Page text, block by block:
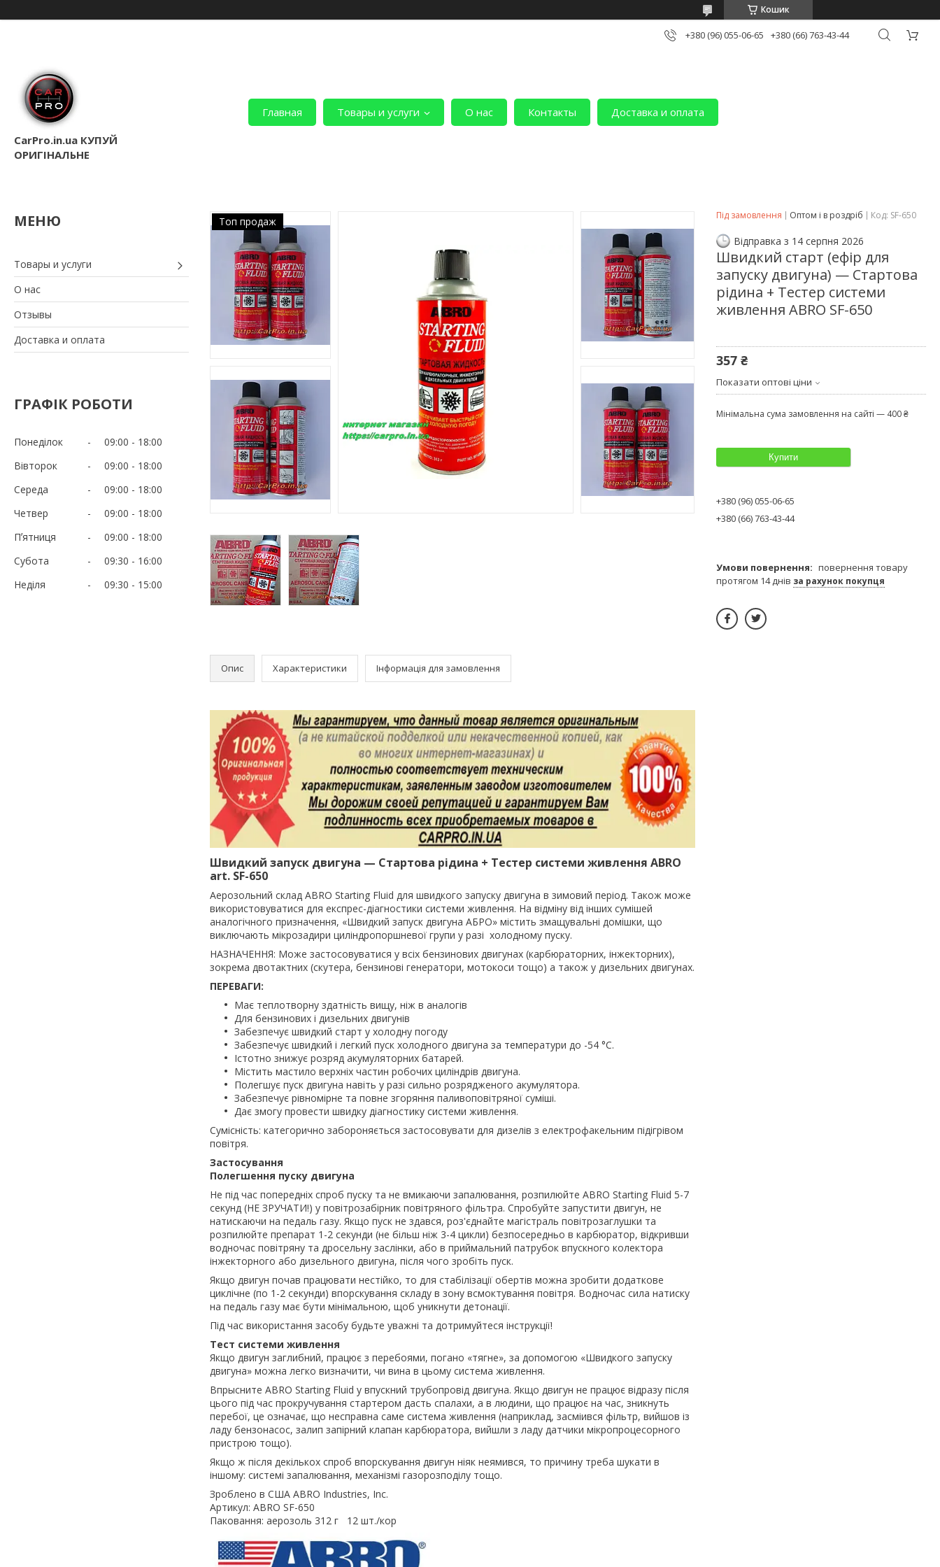
Кошик
+380 (96) 055-06-65 +380 (66) 763-43-44
CarPro.in.ua КУПУЙ
ОРИГІНАЛЬНЕ
Главная Товары и услуги О нас Контакты Доставка и оплата
Товары и услуги
О нас
Отзывы
Доставка и оплата
ГРАФІК РОБОТИ
Понеділок 09:00
18:00
Вівторок
09:00
18:00
Середа
09:00
18:00
Четвер
09:00
18:00
Пʼятниця
09:00
18:00
Субота
09:30
16:00
Неділя
09:30 15:00
Топ продаж
Опис Характеристики Інформація для замовлення
Швидкий запуск двигуна — Стартова рідина + Тестер системи живлення ABRO
art. SF-650
Аерозольний склад ABRO Starting Fluid для швидкого запуску двигуна в зимовий період. Також може
використовуватися для експрес-діагностики системи живлення. На відміну від інших сумішей
аналогічного призначення, «Швидкий запуск двигуна АБРО» містить змащувальні домішки, що
виключають мікрозадири циліндропоршневої групи у разі холодному пуску.
НАЗНАЧЕННЯ: Може застосовуватися у всіх бензинових двигунах (карбюраторних, інжекторних),
зокрема двотактних (скутера, бензинові генератори, мотокоси тощо) а також у дизельних двигунах.
ПЕРЕВАГИ:
Має теплотворну здатність вищу, ніж в аналогів
Для бензинових і дизельних двигунів
Забезпечує швидкий старт у холодну погоду
Забезпечує швидкий і легкий пуск холодного двигуна за температури до -54 °C.
Істотно знижує розряд акумуляторних батарей.
Містить мастило верхніх частин робочих циліндрів двигуна.
Полегшує пуск двигуна навіть у разі сильно розрядженого акумулятора.
Забезпечує рівномірне та повне згоряння паливоповітряної суміші.
Дає змогу провести швидку діагностику системи живлення.
Сумісність: категорично забороняється застосовувати для дизелів з електрофакельним підігрівом
повітря.
Застосування
Полегшення пуску двигуна
Не під час попередніх спроб пуску та не вмикаючи запалювання, розпилюйте ABRO Starting Fluid 5-7
секунд (НЕ ЗРУЧАТИ!) у повітрозабірник повітряного фільтра. Спробуйте запустити двигун, не
натискаючи на педаль газу. Якщо пуск не здався, роз'єднайте магістраль повітрозаглушки та
розпилюйте препарат 1-2 секунди (не більш ніж 3-4 цикли) безпосередньо в карбюратор, відкривши
водночас повітряну та дросельну заслінки, або в приймальний патрубок впускного колектора
інжекторного або дизельного двигуна, після чого зробіть пуск.
Якщо двигун почав працювати нестійко, то для стабілізації обертів можна зробити додаткове
циклічне (по 1-2 секунди) впорскування складу в зону всмоктування повітря. Водночас сила натиску
на педаль газу має бути мінімальною, щоб уникнути детонації.
Під час використання засобу будьте уважні та дотримуйтеся інструкції!
Тест системи живлення
Якщо двигун заглибний, працює з перебоями, погано «тягне», за допомогою «Швидкого запуску
двигуна» можна легко визначити, чи вина в цьому система живлення.
Впрысните ABRO Starting Fluid у впускний трубопровід двигуна. Якщо двигун не працює відразу після
цього під час прокручування стартером дасть спалахи, а в людини, що працює на час, зникнуть
перебої, це означає, що несправна саме система живлення (наприклад, засміився фільтр, вийшов із
ладу бензонасос, залип запірний клапан карбюратора, вийшли з ладу датчики мікропроцесорного
пристрою тощо).
Якщо ж після декількох спроб впорскування двигун ніяк неямився, то причину треба шукати в
іншому: системі запалювання, механізмі газорозподілу тощо.
Зроблено в США ABRO Industries, Inc.
Артикул: ABRO SF-650
Паковання: аерозоль 312 г 12 шт./кор
Під замовлення Оптом і в роздріб Код: SF-650
Відправка з 14 серпня 2026
Швидкий старт (ефір для
запуску двигуна) — Стартова
рідина + Тестер системи
живлення ABRO SF-650
357 ₴
Показати оптові ціни
Мінімальна сума замовлення на сайті — 400 ₴
Купити
+380 (96) 055-06-65
+380 (66) 763-43-44
повернення товару
протягом 14 днів за рахунок покупця